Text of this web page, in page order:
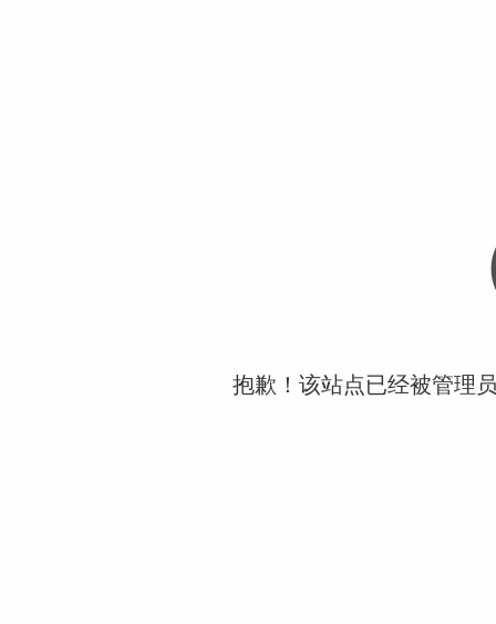
抱歉！该站点已经被管理